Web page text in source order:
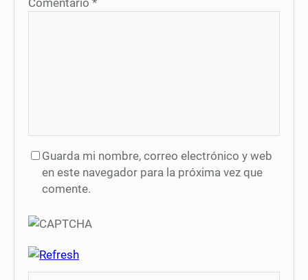
Comentario *
Guarda mi nombre, correo electrónico y web
en este navegador para la próxima vez que
comente.